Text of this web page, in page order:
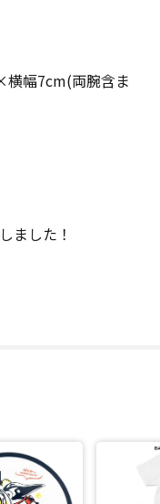
幅7cm(両腕含ま
ました！